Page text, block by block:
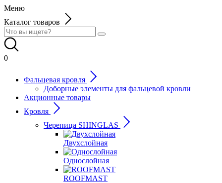
Меню
Каталог товаров
0
Фальцевая кровля
Доборные элементы для фальцевой кровли
Акционные товары
Кровля
Черепица SHINGLAS
Двухслойная
Однослойная
ROOFMAST